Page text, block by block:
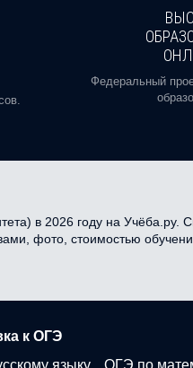
Федеральный
в 2026 году на Учёба.ру.
фото, стоимостью
к ОГЭ
языку
ОГЭ по